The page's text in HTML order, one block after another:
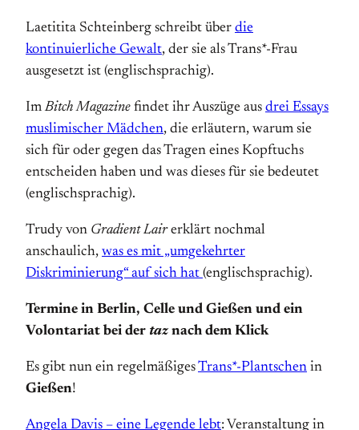
Laetitita Schteinberg schreibt über die
kontinuierliche Gewalt, der sie als Trans*-Frau
ausgesetzt ist (englischsprachig).
ImBitch Magazine findet ihr Auszüge aus drei Essays
muslimischer Mädchen, die erläutern, warum sie
sich für oder gegen das Tragen eines Kopftuchs
entscheiden haben und was dieses für sie bedeutet
(englischsprachig).
Trudy von Gradient Lairerklärt nochmal
anschaulich, was es mit „umgekehrter
Diskriminierung“ auf sich hat (englischsprachig).
Termine in Berlin, Celle und Gießen und ein
Volontariat bei der taz nach dem Klick
Es gibt nun ein regelmäßigesTrans*-Plantschen in
Gießen!
Angela Davis – eine Legende lebt: Veranstaltung in